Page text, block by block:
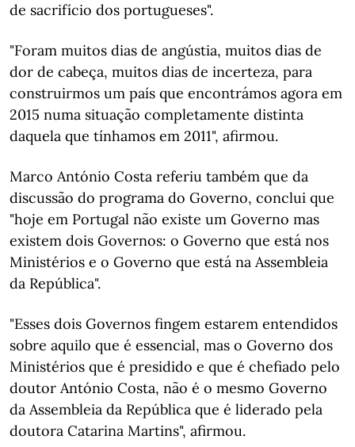
de sacrifício dos portugueses".
"Foram muitos dias de angústia, muitos dias de
dor de cabeça, muitos dias de incerteza, para
construirmos um país que encontrámos agora em
2015 numa situação completamente distinta
daquela que tínhamos em 2011", afirmou.
Marco António Costa referiu também que da
discussão do programa do Governo, conclui que
"hoje em Portugal não existe um Governo mas
existem dois Governos: o Governo que está nos
Ministérios e o Governo que está na Assembleia
da República".
"Esses dois Governos fingem estarem entendidos
sobre aquilo que é essencial, mas o Governo dos
Ministérios que é presidido e que é chefiado pelo
doutor António Costa, não é o mesmo Governo
da Assembleia da República que é liderado pela
doutora Catarina Martins", afirmou.